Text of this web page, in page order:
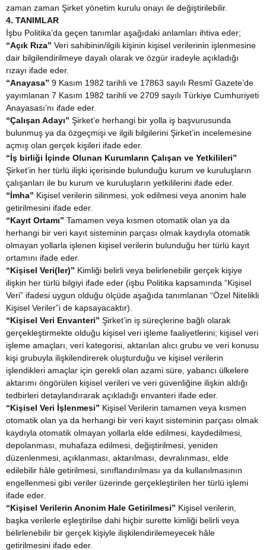
zaman zaman Şirket yönetim kurulu onayı ile değiştirilebilir.
4. TANIMLAR
İşbu Politika’da geçen tanımlar aşağıdaki anlamları ihtiva eder;
“Açık Rıza” Veri sahibinin/ilgili kişinin kişisel verilerinin işlenmesine
dair bilgilendirilmeye dayalı olarak ve özgür iradeyle açıkladığı
rızayı ifade eder.
“Anayasa” 9 Kasım 1982 tarihli ve 17863 sayılı Resmî Gazete’de
yayımlanan 7 Kasım 1982 tarihli ve 2709 sayılı Türkiye Cumhuriyeti
Anayasası’nı ifade eder.
“Çalışan Adayı” Şirket’e herhangi bir yolla iş başvurusunda
bulunmuş ya da özgeçmişi ve ilgili bilgilerini Şirket’in incelemesine
açmış olan gerçek kişileri ifade eder.
“İş birliği İçinde Olunan Kurumların Çalışan ve Yetkilileri”
Şirket’in her türlü ilişki içerisinde bulunduğu kurum ve kuruluşların
çalışanları ile bu kurum ve kuruluşların yetkililerini ifade eder.
“İmha” Kişisel verilerin silinmesi, yok edilmesi veya anonim hale
getirilmesini ifade eder.
“Kayıt Ortamı” Tamamen veya kısmen otomatik olan ya da
herhangi bir veri kayıt sisteminin parçası olmak kaydıyla otomatik
olmayan yollarla işlenen kişisel verilerin bulunduğu her türlü kayıt
ortamını ifade eder.
“Kişisel Veri(ler)” Kimliği belirli veya belirlenebilir gerçek kişiye
ilişkin her türlü bilgiyi ifade eder (işbu Politika kapsamında “Kişisel
Veri” ifadesi uygun olduğu ölçüde aşağıda tanımlanan “Özel Nitelikli
Kişisel Veriler”i de kapsayacaktır).
“Kişisel Veri Envanteri” Şirket’in iş süreçlerine bağlı olarak
gerçekleştirmekte olduğu kişisel veri işleme faaliyetlerini; kişisel veri
işleme amaçları, veri kategorisi, aktarılan alıcı grubu ve veri konusu
kişi grubuyla ilişkilendirerek oluşturduğu ve kişisel verilerin
işlendikleri amaçlar için gerekli olan azami süre, yabancı ülkelere
aktarımı öngörülen kişisel verileri ve veri güvenliğine ilişkin aldığı
tedbirleri detaylandırarak açıkladığı envanteri ifade eder.
“Kişisel Veri İşlenmesi” Kişisel Verilerin tamamen veya kısmen
otomatik olan ya da herhangi bir veri kayıt sisteminin parçası olmak
kaydıyla otomatik olmayan yollarla elde edilmesi, kaydedilmesi,
depolanması, muhafaza edilmesi, değiştirilmesi, yeniden
düzenlenmesi, açıklanması, aktarılması, devralınması, elde
edilebilir hâle getirilmesi, sınıflandırılması ya da kullanılmasının
engellenmesi gibi veriler üzerinde gerçekleştirilen her türlü işlemi
ifade eder.
“Kişisel Verilerin Anonim Hale Getirilmesi” Kişisel verilerin,
başka verilerle eşleştirilse dahi hiçbir surette kimliği belirli veya
belirlenebilir bir gerçek kişiyle ilişkilendirilemeyecek hâle
getirilmesini ifade eder.